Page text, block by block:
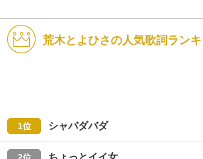
荒木とよひさの人気歌詞ラン
1位 シャバダバダ